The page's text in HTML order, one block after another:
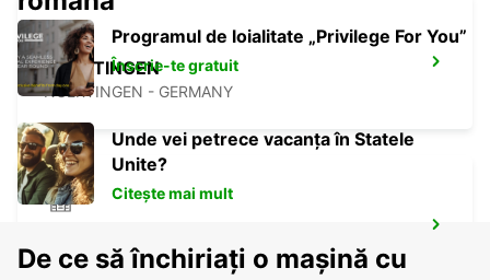
NUERTINGEN
NUERTINGEN - GERMANY
WAIBLINGEN - GERMANY
Programul de loialitate „Privilege For You”
Înscrie-te gratuit
Unde vei petrece vacanța în Statele
Unite?
Citește mai mult
De ce să închiriați o mașină cu